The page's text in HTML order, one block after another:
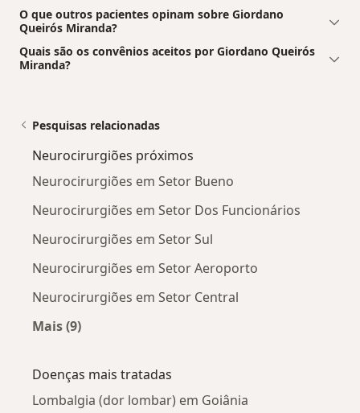
O que outros pacientes opinam sobre Giordano
Queirós Miranda?
Quais são os convênios aceitos por Giordano Queirós
Miranda?
Pesquisas relacionadas
Neurocirurgiões próximos
Neurocirurgiões em Setor Bueno
Neurocirurgiões em Setor Dos Funcionários
Neurocirurgiões em Setor Sul
Neurocirurgiões em Setor Aeroporto
Neurocirurgiões em Setor Central
Mais (9)
Doenças mais tratadas
Lombalgia (dor lombar) em Goiânia